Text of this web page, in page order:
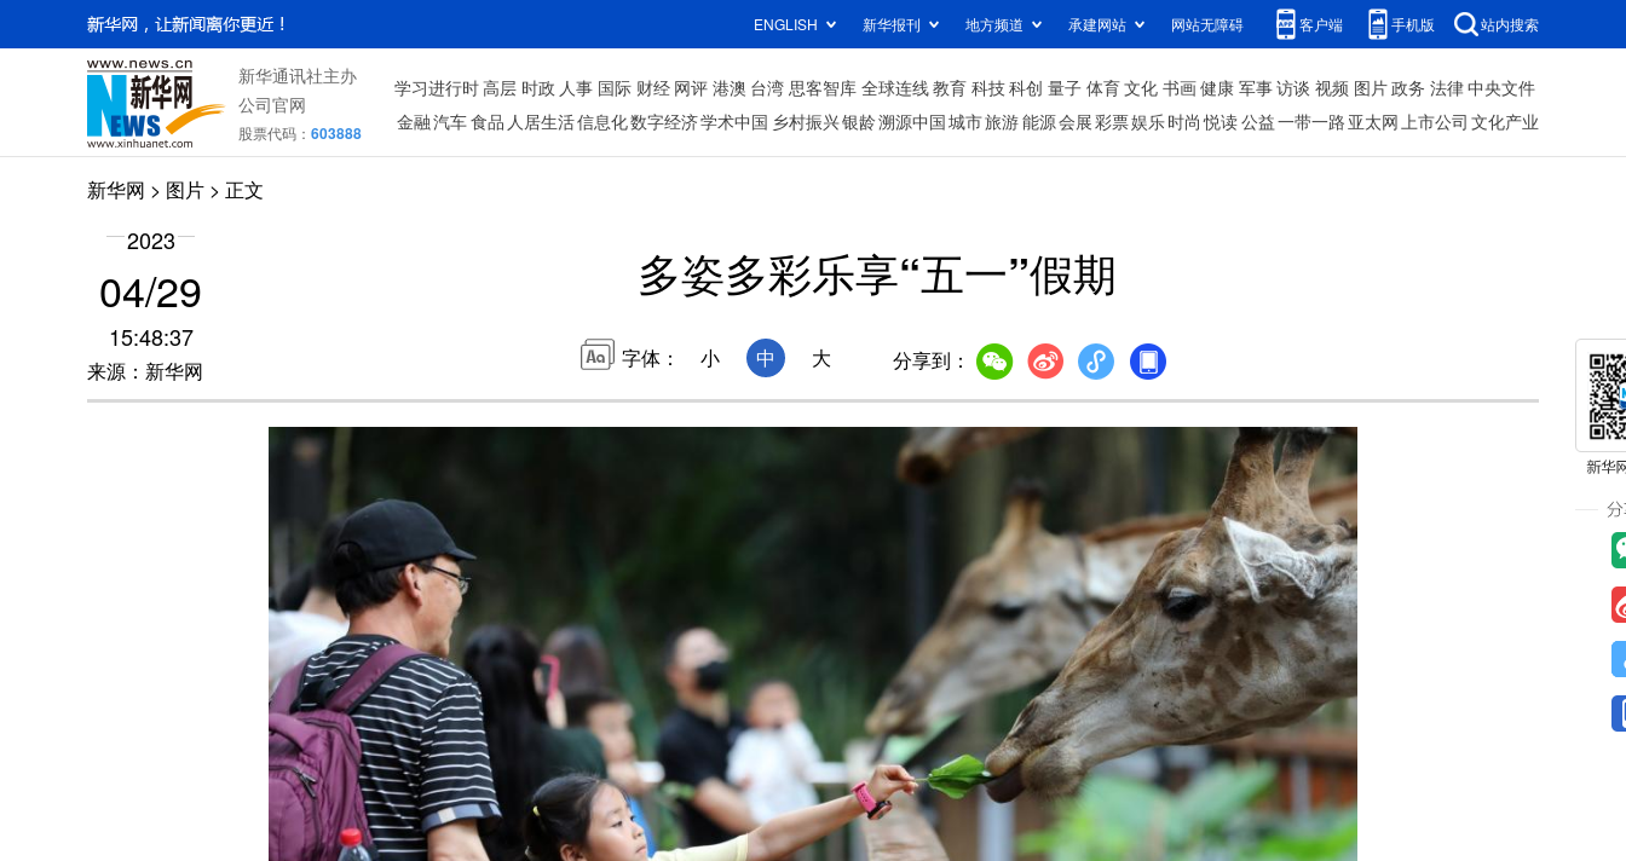
ENGLISH 新华报刊 地方频道 承建网站 网站无障碍 客户端 手机版 站内搜索
新华通讯社主办
公司官网
股票代码： 603888
学习进行时高层 时政 人事 国际 财经 网评 港澳 台湾 思客智库 全球连线教育 科技科创 量子 体育文化 书画健康 军事访谈 视频 图片政务 法律中央文件
金融汽车食品 人居生活信息化数字经济学术中国 乡村振兴银龄溯源中国城市旅游能源会展彩票娱乐时尚 悦读公益一带一路 亚太网上市公司 文化产业
新华网 > 图片 > 正文
2023
04/29
15:48:37
来源：新华网
多姿多彩乐享“五一”假期
字体： 小 中 大 分享到：